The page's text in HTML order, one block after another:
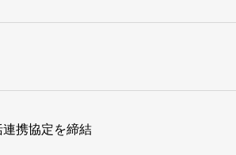
携協定を締結